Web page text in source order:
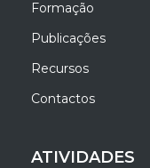
Formação
Publicações
Recursos
Contactos
ATIVIDADES